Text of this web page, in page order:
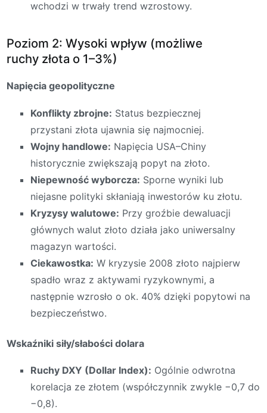
wchodzi w trwały trend wzrostowy.
Poziom 2: Wysoki wpływ (możliwe
ruchy złota o 1–3%)
Napięcia geopolityczne
Konflikty zbrojne: Status bezpiecznej
przystani złota ujawnia się najmocniej.
Wojny handlowe: Napięcia USA–Chiny
historycznie zwiększają popyt na złoto.
Niepewność wyborcza: Sporne wyniki lub
niejasne polityki skłaniają inwestorów ku złotu.
Kryzysy walutowe: Przy groźbie dewaluacji
głównych walut złoto działa jako uniwersalny
magazyn wartości.
Ciekawostka: W kryzysie 2008 złoto najpierw
spadło wraz z aktywami ryzykownymi, a
następnie wzrosło o ok. 40% dzięki popytowi na
bezpieczeństwo.
Wskaźniki siły/słabości dolara
Ruchy DXY (Dollar Index): Ogólnie odwrotna
korelacja ze złotem (współczynnik zwykle −0,7 do
−0,8).